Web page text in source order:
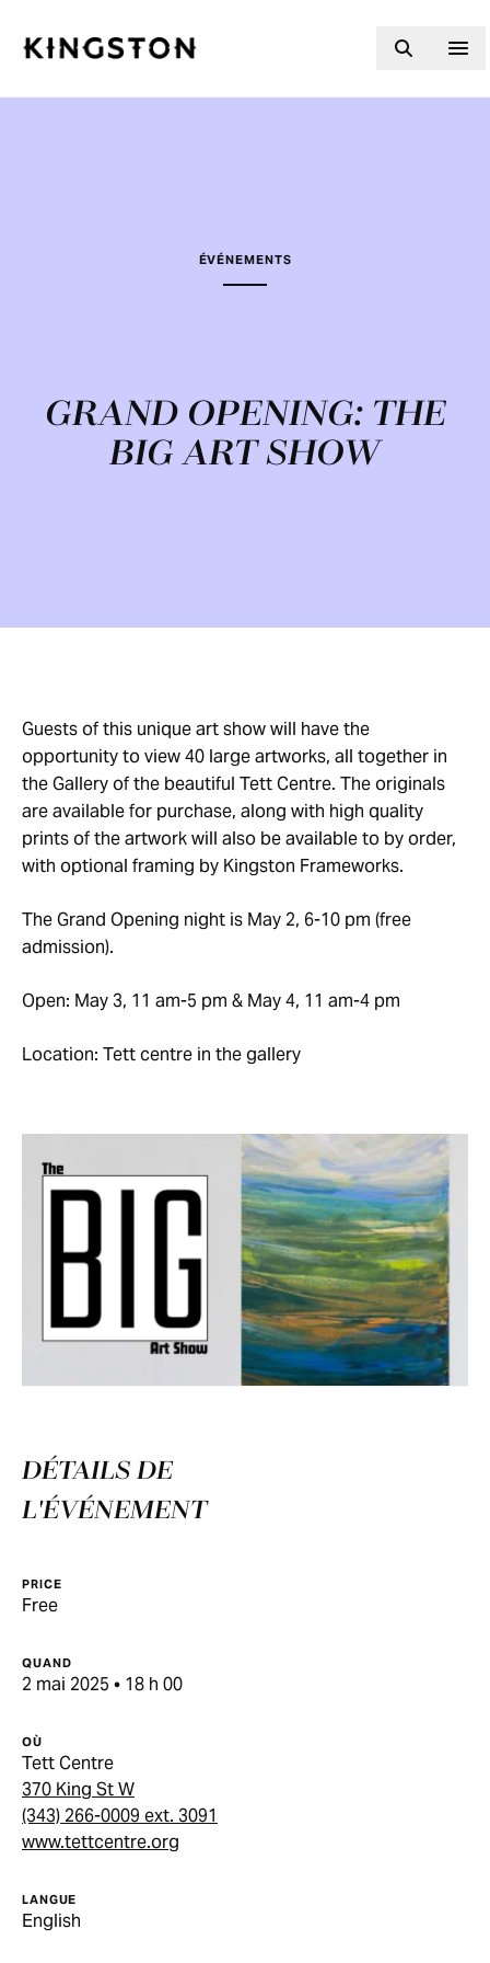
ÉVÉNEMENTS
GRAND OPENING: THE
BIG ART SHOW
Guests of this unique art show will have the
opportunity to view 40 large artworks, all together in
the Gallery of the beautiful Tett Centre. The originals
are available for purchase, along with high quality
prints of the artwork will also be available to by order,
with optional framing by Kingston Frameworks.
The Grand Opening night is May 2, 6-10 pm (free
admission).
Open: May 3, 11 am-5 pm & May 4, 11 am-4 pm
Location: Tett centre in the gallery
DÉTAILS DE
L'ÉVÉNEMENT
PRICE
Free
QUAND
2 mai 2025 • 18 h 00
OÙ
Tett Centre
370 King St W
(343) 266-0009 ext. 3091
www.tettcentre.org
LANGUE
English